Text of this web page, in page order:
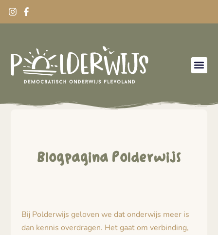
Blogpagina Polderwijs
Bij Polderwijs geloven we dat onderwijs meer is
dan kennis overdragen. Het gaat om verbinding,